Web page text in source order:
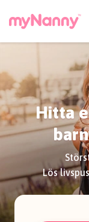
Hitta
Lös